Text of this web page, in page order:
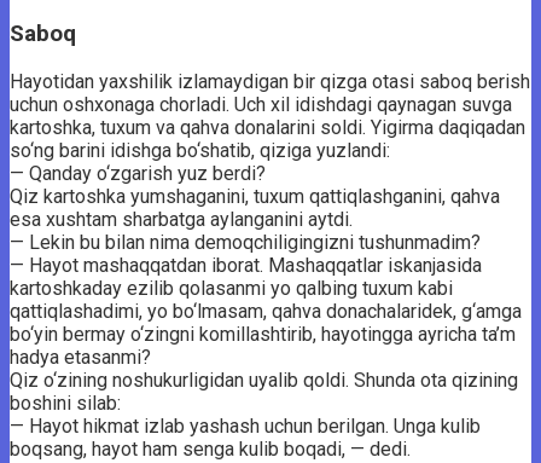
Saboq
Hayotidan yaxshilik izlamaydigan bir qizga otasi saboq berish
uchun oshxonaga chorladi. Uch xil idishdagi qaynagan suvga
kartoshka, tuxum va qahva donalarini soldi. Yigirma daqiqadan
so‘ng barini idishga bo‘shatib, qiziga yuzlandi:
— Qanday o‘zgarish yuz berdi?
Qiz kartoshka yumshaganini, tuxum qattiqlashganini, qahva
esa xushtam sharbatga aylanganini aytdi.
— Lekin bu bilan nima demoqchiligingizni tushunmadim?
— Hayot mashaqqatdan iborat. Mashaqqatlar iskanjasida
kartoshkaday ezilib qolasanmi yo qalbing tuxum kabi
qattiqlashadimi, yo bo‘lmasam, qahva donachalaridek, g‘amga
bo‘yin bermay o‘zingni komillashtirib, hayotingga ayricha ta’m
hadya etasanmi?
Qiz o‘zining noshukurligidan uyalib qoldi. Shunda ota qizining
boshini silab:
— Hayot hikmat izlab yashash uchun berilgan. Unga kulib
boqsang, hayot ham senga kulib boqadi, — dedi.